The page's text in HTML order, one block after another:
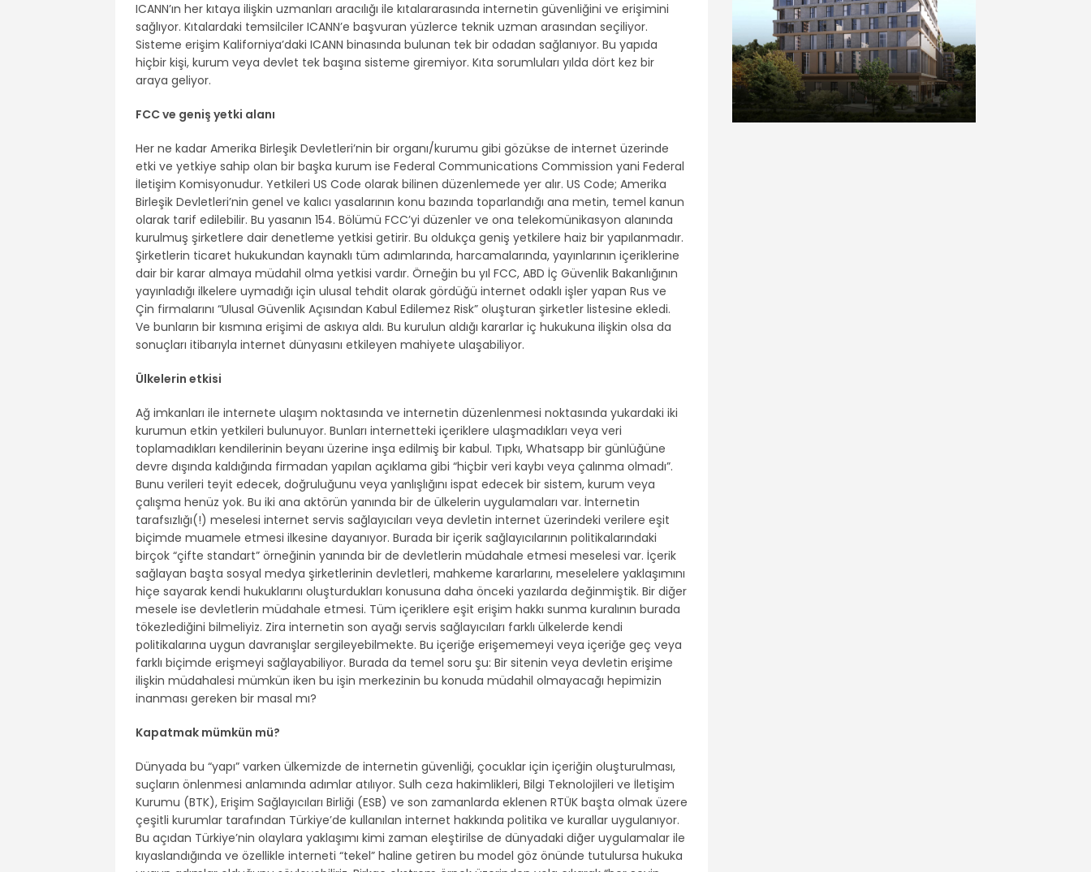
ICANN’ın her kıtaya ilişkin uzmanları aracılığı ile kıtalararasında internetin güvenliğini ve erişimini
sağlıyor. Kıtalardaki temsilciler ICANN’e başvuran yüzlerce teknik uzman arasından seçiliyor.
Sisteme erişim Kaliforniya’daki ICANN binasında bulunan tek bir odadan sağlanıyor. Bu yapıda
hiçbir kişi, kurum veya devlet tek başına sisteme giremiyor. Kıta sorumluları yılda dört kez bir
araya geliyor.
FCC ve geniş yetki alanı
Her ne kadar Amerika Birleşik Devletleri’nin bir organı/kurumu gibi gözükse de internet üzerinde
etki ve yetkiye sahip olan bir başka kurum ise Federal Communications Commission yani Federal
İletişim Komisyonudur. Yetkileri US Code olarak bilinen düzenlemede yer alır. US Code; Amerika
Birleşik Devletleri’nin genel ve kalıcı yasalarının konu bazında toparlandığı ana metin, temel kanun
olarak tarif edilebilir. Bu yasanın 154. Bölümü FCC’yi düzenler ve ona telekomünikasyon alanında
kurulmuş şirketlere dair denetleme yetkisi getirir. Bu oldukça geniş yetkilere haiz bir yapılanmadır.
Şirketlerin ticaret hukukundan kaynaklı tüm adımlarında, harcamalarında, yayınlarının içeriklerine
dair bir karar almaya müdahil olma yetkisi vardır. Örneğin bu yıl FCC, ABD İç Güvenlik Bakanlığının
yayınladığı ilkelere uymadığı için ulusal tehdit olarak gördüğü internet odaklı işler yapan Rus ve
Çin firmalarını “Ulusal Güvenlik Açısından Kabul Edilemez Risk” oluşturan şirketler listesine ekledi.
Ve bunların bir kısmına erişimi de askıya aldı. Bu kurulun aldığı kararlar iç hukukuna ilişkin olsa da
sonuçları itibarıyla internet dünyasını etkileyen mahiyete ulaşabiliyor.
Ülkelerin etkisi
Ağ imkanları ile internete ulaşım noktasında ve internetin düzenlenmesi noktasında yukardaki iki
kurumun etkin yetkileri bulunuyor. Bunları internetteki içeriklere ulaşmadıkları veya veri
toplamadıkları kendilerinin beyanı üzerine inşa edilmiş bir kabul. Tıpkı, Whatsapp bir günlüğüne
devre dışında kaldığında firmadan yapılan açıklama gibi “hiçbir veri kaybı veya çalınma olmadı”.
Bunu verileri teyit edecek, doğruluğunu veya yanlışlığını ispat edecek bir sistem, kurum veya
çalışma henüz yok. Bu iki ana aktörün yanında bir de ülkelerin uygulamaları var. İnternetin
tarafsızlığı(!) meselesi internet servis sağlayıcıları veya devletin internet üzerindeki verilere eşit
biçimde muamele etmesi ilkesine dayanıyor. Burada bir içerik sağlayıcılarının politikalarındaki
birçok “çifte standart” örneğinin yanında bir de devletlerin müdahale etmesi meselesi var. İçerik
sağlayan başta sosyal medya şirketlerinin devletleri, mahkeme kararlarını, meselelere yaklaşımını
hiçe sayarak kendi hukuklarını oluşturdukları konusuna daha önceki yazılarda değinmiştik. Bir diğer
mesele ise devletlerin müdahale etmesi. Tüm içeriklere eşit erişim hakkı sunma kuralının burada
tökezlediğini bilmeliyiz. Zira internetin son ayağı servis sağlayıcıları farklı ülkelerde kendi
politikalarına uygun davranışlar sergileyebilmekte. Bu içeriğe erişememeyi veya içeriğe geç veya
farklı biçimde erişmeyi sağlayabiliyor. Burada da temel soru şu: Bir sitenin veya devletin erişime
ilişkin müdahalesi mümkün iken bu işin merkezinin bu konuda müdahil olmayacağı hepimizin
inanması gereken bir masal mı?
Kapatmak mümkün mü?
Dünyada bu “yapı” varken ülkemizde de internetin güvenliği, çocuklar için içeriğin oluşturulması,
suçların önlenmesi anlamında adımlar atılıyor. Sulh ceza hakimlikleri, Bilgi Teknolojileri ve İletişim
Kurumu (BTK), Erişim Sağlayıcıları Birliği (ESB) ve son zamanlarda eklenen RTÜK başta olmak üzere
çeşitli kurumlar tarafından Türkiye’de kullanılan internet hakkında politika ve kurallar uygulanıyor.
Bu açıdan Türkiye’nin olaylara yaklaşımı kimi zaman eleştirilse de dünyadaki diğer uygulamalar ile
kıyaslandığında ve özellikle interneti “tekel” haline getiren bu model göz önünde tutulursa hukuka